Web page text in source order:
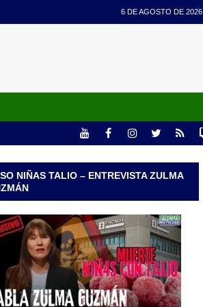
6 DE AGOSTO DE 2026
NIÑAS TALIO – ENTREVISTA ZULMA